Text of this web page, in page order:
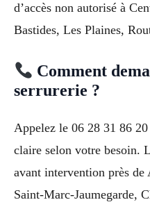
d’accès non autorisé à
Bastides, Les Plaines,
Comment
serrurerie ?
Appelez le 06 28 31 86
claire selon votre besoin.
avant intervention près
Saint-Marc-Jaumegarde,